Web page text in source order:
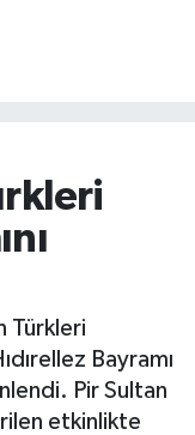
Türkleri
Bayramı
Pir Sultan
etkinlikte